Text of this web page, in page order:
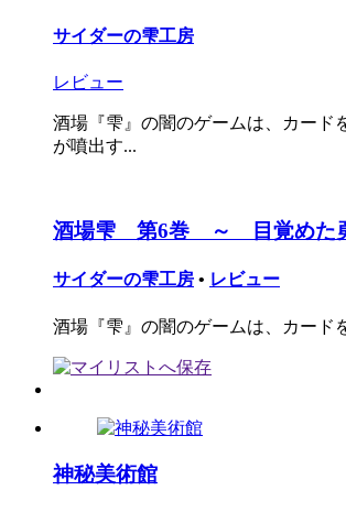
サイダーの雫工房
レビュー
酒場『雫』の闇のゲームは、カード
が噴出す...
酒場雫 第6巻 ～ 目覚めた
サイダーの雫工房 • レビュー
酒場『雫』の闇のゲームは、カード
神秘美術館